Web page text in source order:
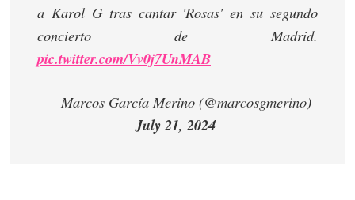
a Karol G tras cantar 'Rosas' en su segundo
concierto de Madrid.
pic.twitter.com/Vv0j7UnMAB
— Marcos García Merino (@marcosgmerino)
July 21, 2024